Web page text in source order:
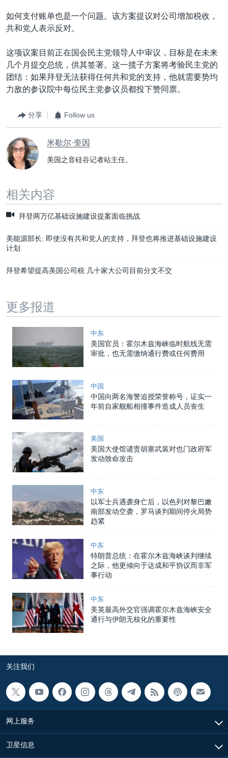
如何支付账单也是一个问题。该方案提议对公司增加税收，
共和党人表示反对。
这项议案目前正在国会民主党领导人中审议，目标是在未来
几个月提交总统，供其签署。这一揽子方案将考验民主党的
团结：如果拜登无法获得任何共和党的支持，他就需要势均
力敌的参议院中每位民主党参议员都投下赞同票。
分享 Follow us
米歇尔·奎因
美国之音硅谷记者站主任。
相关内容
拜登两万亿基础设施建设提案面临挑战
美能源部长: 即使没有共和党人的支持，拜登也将推进基础设施建设
计划
拜登希望提高美国公司税 几十家大公司目前分文不交
更多报道
中东
美国官员：霍尔木兹海峡临时航线无需
审批，也无需缴纳通行费或任何费用
中国
中国向两名海警追授荣誉称号，证实一
年前自家舰船相撞事件造成人员丧生
美国
美国大使馆谴责胡塞武装对也门政府军
发动致命攻击
中东
以军士兵遇袭身亡后，以色列对黎巴嫩
南部发动空袭，罗马谈判期间停火局势
趋紧
中东
特朗普总统：在霍尔木兹海峡谈判继续
之际，他更倾向于达成和平协议而非军
事行动
中东
美英最高外交官强调霍尔木兹海峡安全
通行与伊朗无核化的重要性
关注我们
网上服务
卫星信息